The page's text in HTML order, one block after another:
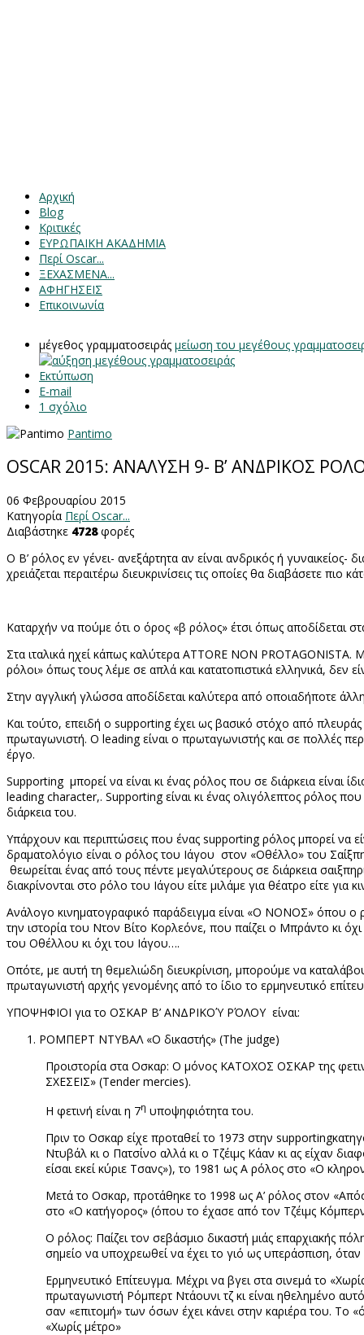
Αρχική
Blog
Κριτικές
ΕΥΡΩΠΑΙΚΗ ΑΚΑΔΗΜΙΑ
Περί Oscar...
ΞΕΧΑΣΜΕΝΑ...
ΑΦΗΓΗΣΕΙΣ
Επικοινωνία
μέγεθος γραμματοσειράς μείωση του μεγέθους
Εκτύπωση
E-mail
1 σχόλιο
Pantimo
OSCAR 2015: ΑΝΑΛΥΣΗ 9- Β’ ΑΝΔΡΙΚΟΣ
06 Φεβρουαρίου 2015
Κατηγορία Περί Oscar...
Διαβάστηκε 4728φορές
Ο Β’ ρόλος εν γένει- ανεξάρτητα αν είναι ανδρικός ή γυναικείος-
χρειάζεται περαιτέρω διευκρινίσεις τις οποίες θα διαβάσετε πιο
Καταρχήν να πούμε ότι ο όρος «β ρόλος» έτσι όπως αποδίδεται
Στα ιταλικά ηχεί κάπως καλύτερα ATTORE NON PROTAGONISTA.
ρόλοι» όπως τους λέμε σε απλά και κατατοπιστικά ελληνικά, δεν
Στην αγγλική γλώσσα αποδίδεται καλύτερα από οποιαδήποτε
Και τούτο, επειδή ο supportingέχει ως βασικό στόχο από
πρωταγωνιστή. Ο leadingείναι ο πρωταγωνιστής και σε πολλές
έργο.
Supporting μπορεί να είναι κι ένας ρόλος που σε διάρκεια είναι
leadingcharacter,. Supportingείναι κι ένας ολιγόλεπτος ρόλος
διάρκεια του.
Υπάρχουν και περιπτώσεις που ένας supportingρόλος μπορεί να
δραματολόγιο είναι ο ρόλος του Ιάγου στον «Οθέλλο» του
θεωρείται ένας από τους πέντε μεγαλύτερους σε διάρκεια
διακρίνονται στο ρόλο του Ιάγου είτε μιλάμε για θέατρο είτε
Ανάλογο κινηματογραφικό παράδειγμα είναι «Ο ΝΟΝΟΣ» όπου ο
την ιστορία του Ντον Βίτο Κορλεόνε, που παίζει ο Μπράντο κι
του Οθέλλου κι όχι του Ιάγου….
Οπότε, με αυτή τη θεμελιώδη διευκρίνιση, μπορούμε να
πρωταγωνιστή αρχής γενομένης από το ίδιο το ερμηνευτικό
ΥΠΟΨΗΦΙΟΙ για το ΟΣΚΑΡ Β’ ΑΝΔΡΙΚΟΎ ΡΌΛΟΥ είναι:
ΡΟΜΠΕΡΤ ΝΤΥΒΑΛ «Ο δικαστής» (The judge)
Προιστορία στα Οσκαρ: Ο μόνος ΚΑΤΟΧΟΣ ΟΣΚΑΡ της
ΣΧΕΣΕΙΣ» (Tendermercies).
Η φετινή είναι η 7η υποψηφιότητα του.
Πριν το Οσκαρ είχε προταθεί το 1973 στην supporting
Ντυβάλ κι ο Πατσίνο αλλά κι ο Τζέιμς Κάαν κι ας είχαν
είσαι εκεί κύριε Τσανς»), το 1981 ως Α ρόλος στο «Ο
Μετά το Οσκαρ, προτάθηκε το 1998 ως Α’ ρόλος στον
στο «Ο κατήγορος» (όπου το έχασε από τον Τζέιμς
Ο ρόλος: Παίζει τον σεβάσμιο δικαστή μιάς επαρχιακής
σημείο να υποχρεωθεί να έχει το γιό ως υπεράσπιση,
Ερμηνευτικό Επίτευγμα. Μέχρι να βγει στα σινεμά το
πρωταγωνιστή Ρόμπερτ Ντάουνι τζ κι είναι ηθελημένο
σαν «επιτομή» των όσων έχει κάνει στην καριέρα του. Το
«Χωρίς μέτρο»